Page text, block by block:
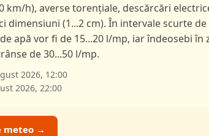
km/h), averse torențiale, descărcări
dimensiuni (1...2 cm). În intervale scurte
apă vor fi de 15...20 l/mp, iar îndeosebi în
de 30...50 l/mp.
2026, 12:00
2026, 22:00
meteo →